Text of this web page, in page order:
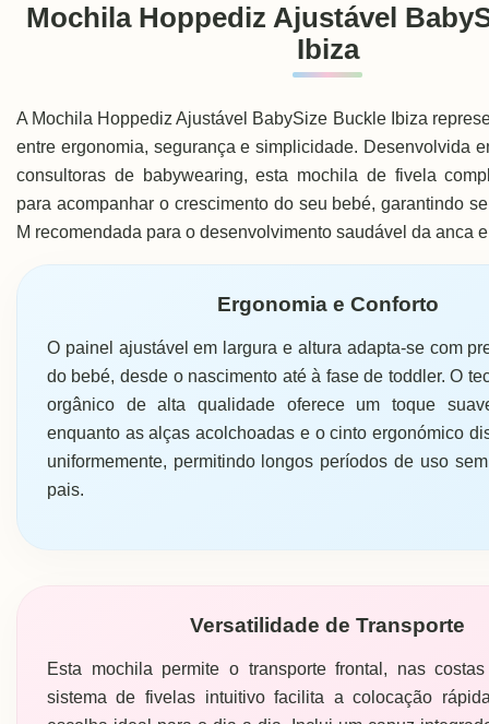
Mochila Hoppediz Ajustável
Ibiza
A Mochila Hoppediz Ajustável BabySize Buckle Ibiza
entre ergonomia, segurança e simplicidade. Desenvolvida
consultoras de babywearing, esta mochila de fivela
para acompanhar o crescimento do seu bebé, garantindo
M recomendada para o desenvolvimento saudável da anca
Ergonomia e Conforto
O painel ajustável em largura e altura adapta-se com
do bebé, desde o nascimento até à fase de toddler. O
orgânico de alta qualidade oferece um toque
enquanto as alças acolchoadas e o cinto ergonómico
uniformemente, permitindo longos períodos de uso
pais.
Versatilidade de Transporte
Esta mochila permite o transporte frontal, nas
sistema de fivelas intuitivo facilita a colocação